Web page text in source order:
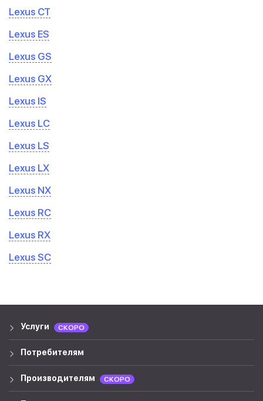
Lexus CT
Lexus ES
Lexus GS
Lexus GX
Lexus IS
Lexus LC
Lexus LS
Lexus LX
Lexus NX
Lexus RC
Lexus RX
Lexus SC
Услуги СКОРО
Потребителям
Производителям СКОРО